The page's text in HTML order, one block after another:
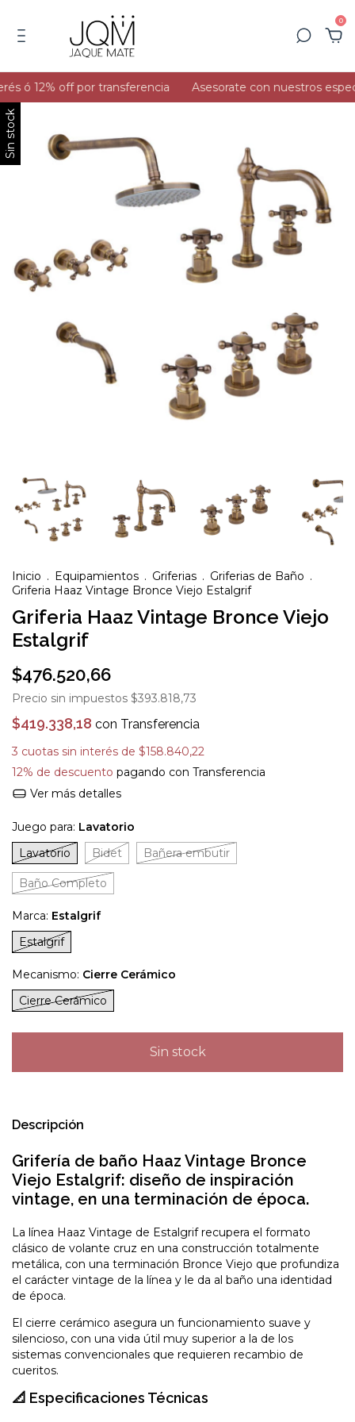
0
ó 12% off por transferencia Asesorate con nuestros
Sin stock
Inicio . Equipamientos . Griferias . Griferias de Baño .
Griferia Haaz Vintage Bronce Viejo Estalgrif
Griferia Haaz Vintage Bronce Viejo
Estalgrif
$476.520,66
Precio sin impuestos $393.818,73
$419.338,18 con Transferencia
3 cuotas sin interés de $158.840,22
12% de descuento pagando con Transferencia
Ver más detalles
Juego para: Lavatorio
Lavatorio
Bidet Bañera embutir
Baño Completo
Marca: Estalgrif
Estalgrif
Mecanismo: Cierre Cerámico
Cierre Cerámico
Descripción
Grifería de baño Haaz Vintage Bronce
Viejo Estalgrif: diseño de inspiración
vintage, en una terminación de época.
La línea Haaz Vintage de Estalgrif recupera el formato
clásico de volante cruz en una construcción totalmente
metálica, con una terminación Bronce Viejo que profundiza
el carácter vintage de la línea y le da al baño una identidad
de época.
El cierre cerámico asegura un funcionamiento suave y
silencioso, con una vida útil muy superior a la de los
sistemas convencionales que requieren recambio de
cueritos.
📐 Especificaciones Técnicas